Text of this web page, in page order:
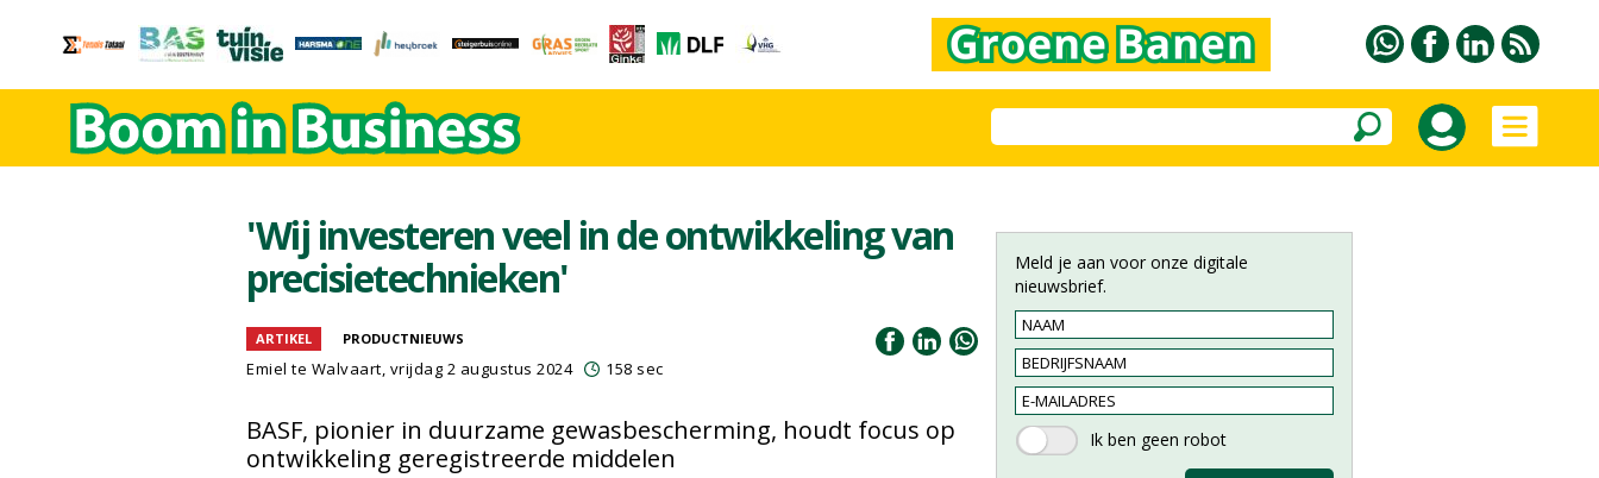
'Wij investeren veel in de ontwikkeling van
precisietechnieken'
ARTIKEL PRODUCTNIEUWS
Emiel te Walvaart, vrijdag 2 augustus 2024 158 sec
BASF, pionier in duurzame gewasbescherming, houdt focus op
ontwikkeling geregistreerde middelen
Meld je aan voor onze digitale
nieuwsbrief.